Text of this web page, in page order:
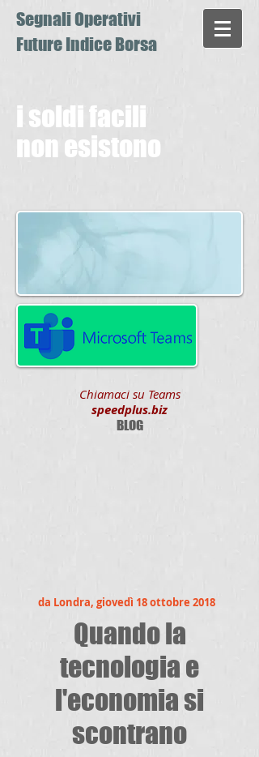
Segnali Operativi
Future Indice Borsa
i soldi facili
non esistono
Chiamaci su Teams
speedplus.biz
BLOG
da Londra, giovedì 18 ottobre 2018
Quando la
tecnologia e
l'economia si
scontrano